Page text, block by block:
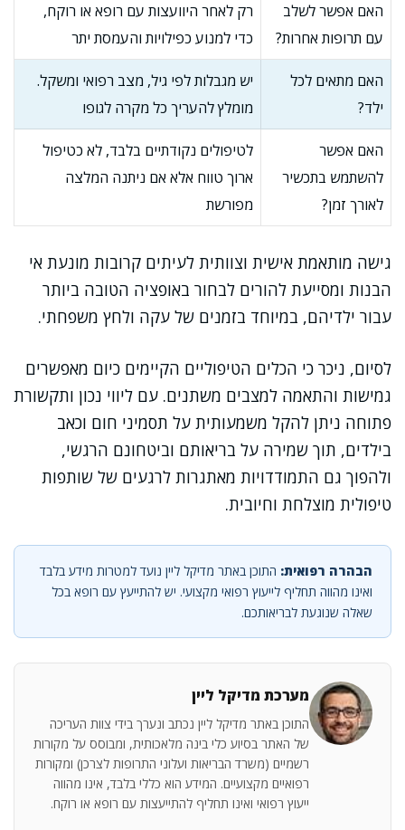
האם אפשר לשלב
עם תרופות אחרות?
רק לאחר היוועצות עם רופא או רוקח,
כדי למנוע כפילויות והעמסת יתר
האם מתאים לכל
ילד?
יש מגבלות לפי גיל, מצב רפואי ומשקל.
מומלץ להעריך כל מקרה לגופו
האם אפשר
להשתמש בתכשיר
לאורך זמן?
לטיפולים נקודתיים בלבד, לא כטיפול
ארוך טווח אלא אם ניתנה המלצה
מפורשת
גישה מותאמת אישית וצוותית לעיתים קרובות מונעת אי
הבנות ומסייעת להורים לבחור באופציה הטובה ביותר
עבור ילדיהם, במיוחד בזמנים של עקה ולחץ משפחתי.
לסיום, ניכר כי הכלים הטיפוליים הקיימים כיום מאפשרים
גמישות והתאמה למצבים משתנים. עם ליווי נכון ותקשורת
פתוחה ניתן להקל משמעותית על תסמיני חום וכאב
בילדים, תוך שמירה על בריאותם וביטחונם הרגשי,
ולהפוך גם התמודדויות מאתגרות לרגעים של שותפות
טיפולית מוצלחת וחיובית.
הבהרה רפואית: התוכן באתר מדיקל ליין נועד למטרות מידע בלבד
ואינו מהווה תחליף לייעוץ רפואי מקצועי. יש להתייעץ עם רופא בכל
שאלה שנוגעת לבריאותכם.
מערכת מדיקל ליין
התוכן באתר מדיקל ליין נכתב ונערך בידי צוות העריכה
של האתר בסיוע כלי בינה מלאכותית, ומבוסס על מקורות
רשמיים (משרד הבריאות ועלוני התרופות לצרכן) ומקורות
רפואיים מקצועיים. המידע הוא כללי בלבד, אינו מהווה
ייעוץ רפואי ואינו תחליף להתייעצות עם רופא או רוקח.